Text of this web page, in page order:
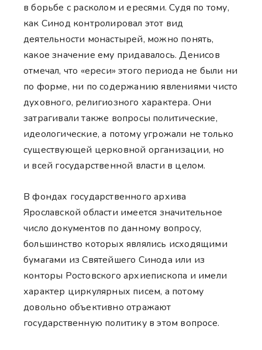
в борьбе с расколом и ересями. Судя по тому,
как Синод контролировал этот вид
деятельности монастырей, можно понять,
какое значение ему придавалось. Денисов
отмечал, что «ереси» этого периода не были ни
по форме, ни по содержанию явлениями чисто
духовного, религиозного характера. Они
затрагивали также вопросы политические,
идеологические, а потому угрожали не только
существующей церковной организации, но
и всей государственной власти в целом.
В фондах государственного архива
Ярославской области имеется значительное
число документов по данному вопросу,
большинство которых являлись исходящими
бумагами из Святейшего Синода или из
конторы Ростовского архиепископа и имели
характер циркулярных писем, а потому
довольно объективно отражают
государственную политику в этом вопросе.